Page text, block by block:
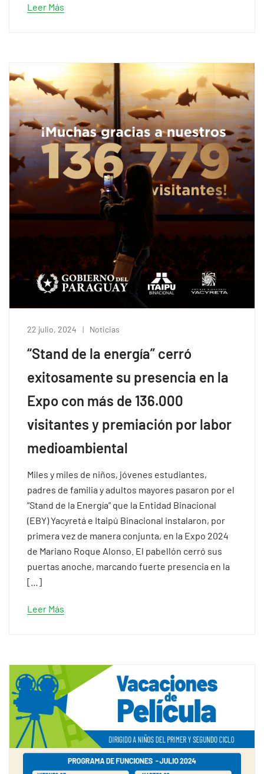
Leer Más
22 julio, 2024 Noticias
“Stand de la energía” cerró
exitosamente su presencia en la
Expo con más de 136.000
visitantes y premiación por labor
medioambiental
Miles y miles de niños, jóvenes estudiantes,
padres de familia y adultos mayores pasaron por el
“Stand de la Energía” que la Entidad Binacional
(EBY) Yacyretá e Itaipú Binacional instalaron, por
primera vez de manera conjunta, en la Expo 2024
de Mariano Roque Alonso. El pabellón cerró sus
puertas anoche, marcando fuerte presencia en la
[…]
Leer Más